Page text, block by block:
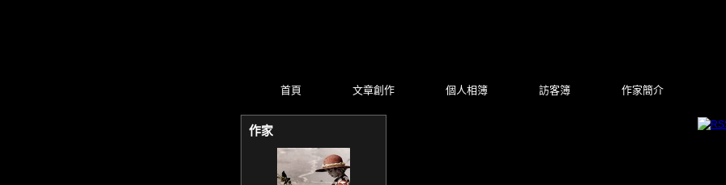
首頁 文章創作 個人相簿 訪客簿 作家簡介
作家